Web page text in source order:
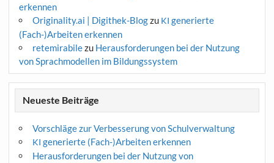
erkennen
Originality.ai | Digithek-Blogzu KI generierte
(Fach-)Arbeiten erkennen
retemirabilezu Herausforderungen bei der Nutzung
von Sprachmodellen im Bildungssystem
Neueste Beiträge
Vorschläge zur Verbesserung von Schulverwaltung
KI generierte (Fach-)Arbeiten erkennen
Herausforderungen bei der Nutzung von